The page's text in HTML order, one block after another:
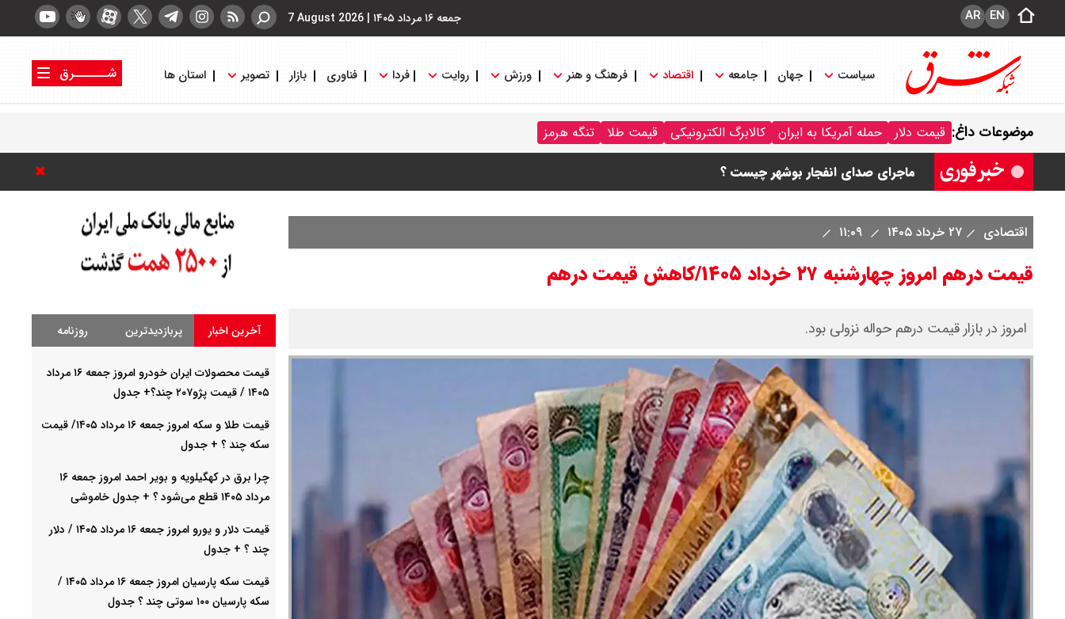
جمعه ۱۶ مرداد ۱۴۰۵ |
7 August 2026 EN
AR
سیاست جهان جامعه اقتصاد فرهنگ و هنر ورزش روایت فردا فناوری بازار تصویر استان ها
شــــــرق
موضوعات داغ: قیمت دلار حمله آمریکا به ایران کالابرگ الکترونیکی قیمت طلا تنگه هرمز
قیمت محصولات ایران خودرو امروز جمعه ۱۶ مرداد ۱۴۰۵ / قیمت پژو۲۰۷ چند؟+ جدول
قیمت طلا و سکه امروز جمعه ۱۶ مرداد ۱۴۰۵/ قیمت سکه چند ؟ + جدول
ماجرای صدای انفجار بوشهر چیست ؟
قیمت سکه پارسیان امروز جمعه ۱۶ مرداد ۱۴۰۵ / سکه پارسیان ۱۰۰ سوتی چند ؟ جدول
اقتصادی ۲۷ خرداد ۱۴۰۵
قیمت درهم امروز چهارشنبه ۲۷ خرداد ۱۴۰۵/کاهش قیمت درهم
امروز در بازار قیمت درهم حواله نزولی بود. آخرین اخبار پربازدیدترین روزنامه
قیمت محصولات ایران خودرو امروز جمعه ۱۶ مرداد
۱۴۰۵ / قیمت پژو۲۰۷ چند؟+ جدول
قیمت طلا و سکه امروز جمعه ۱۶ مرداد ۱۴۰۵/ قیمت
سکه چند ؟ + جدول
چرا برق در کهگیلویه و بویر احمد امروز جمعه ۱۶
مرداد ۱۴۰۵ قطع می‌شود ؟ + جدول خاموشی
قیمت دلار و یورو امروز جمعه ۱۶ مرداد ۱۴۰۵ / دلار
چند ؟ + جدول
قیمت سکه پارسیان امروز جمعه ۱۶ مرداد ۱۴۰۵ /
سکه پارسیان ۱۰۰ سوتی چند ؟ جدول